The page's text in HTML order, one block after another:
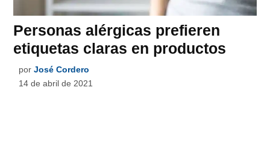
Personas alérgicas prefieren
etiquetas claras en productos
por José Cordero
14 de abril de 2021